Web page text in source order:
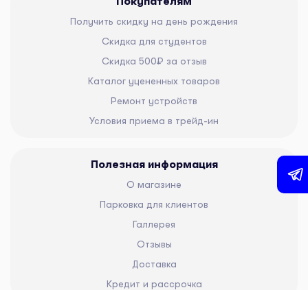
Получить скидку на день рождения
Скидка для студентов
Скидка 500₽ за отзыв
Каталог уцененных товаров
Ремонт устройств
Условия приема в трейд-ин
Полезная информация
О магазине
Парковка для клиентов
Галлерея
Отзывы
Доставка
Кредит и рассрочка